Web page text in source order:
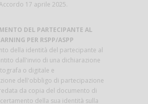
17 aprile 2025.
DEL PARTECIPANTE AL
PER RSPP/ASPP
della identità del partecipante al
dall'invio di una dichiarazione
o digitale e
dell'obbligo di partecipazione
da copia del documento di
della sua identità sulla